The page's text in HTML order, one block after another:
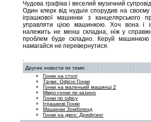
Чудова графіка і веселий музичний
Один клерк від нудьги спорудив на
іграшкової машинки з канцелярського
управляти цією машинкою. Хоч вона і
належить не менш складна, ніж у
проблем буде складно. Керуй
намагайся не перевернутися.
.
Другие новости по теме:
Гонки на столі
Тачки: Офісні Гонки
Гонки на маленькій машинці 2
Мікро-гонки по казино
Гонки по офісу
Іграшкові Гонки
Машинки Зомбіленд
Гонки на двох: Дрифтинг